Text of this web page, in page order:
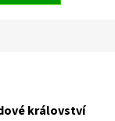
království